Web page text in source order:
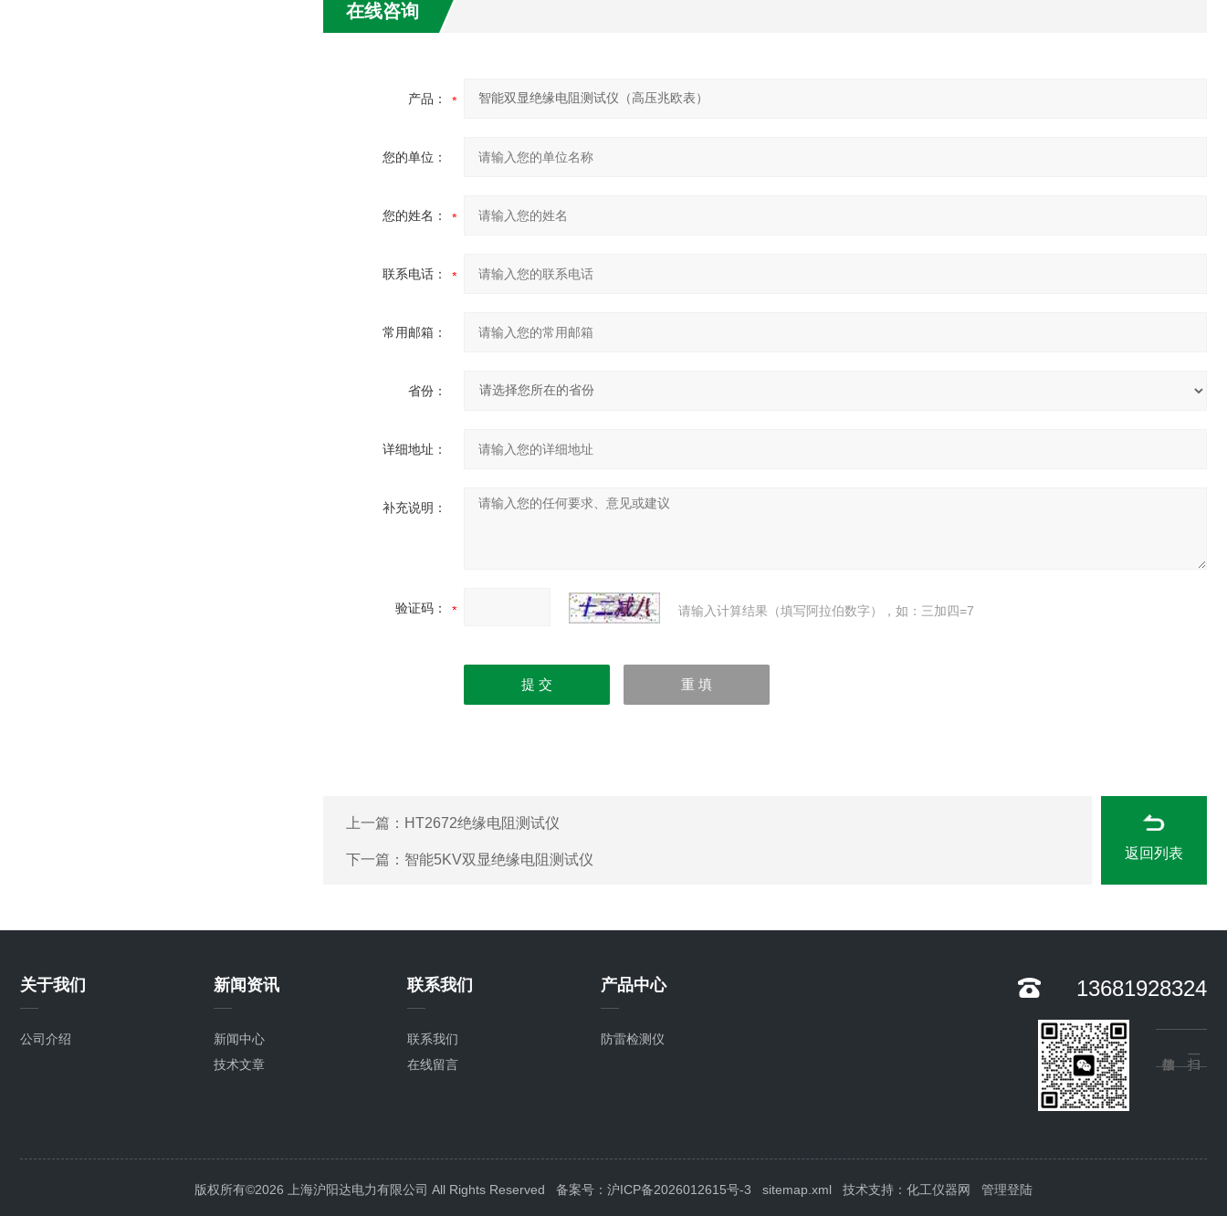
在线咨询
产品：
您的单位：
您的姓名：
联系电话：
常用邮箱：
省份：
详细地址：
补充说明：
验证码： 请输入计算结果（填写阿拉伯数字），如：三加四=7
上一篇： HT2672绝缘电阻测试仪
下一篇： 智能5KV双显绝缘电阻测试仪 返回列表
关于我们
公司介绍
新闻资讯
新闻中心
技术文章
联系我们
联系我们
在线留言
产品中心
防雷检测仪
13681928324
版权所有©2026 上海沪阳达电力有限公司 All Rights Reserved 备案号：沪ICP备2026012615号-3 sitemap.xml 技术支持： 化工仪器网 管理登陆